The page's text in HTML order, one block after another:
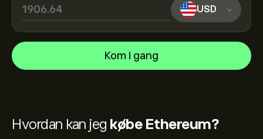
USD
Kom i gang
Hvordan kan jeg købe Ethereum?